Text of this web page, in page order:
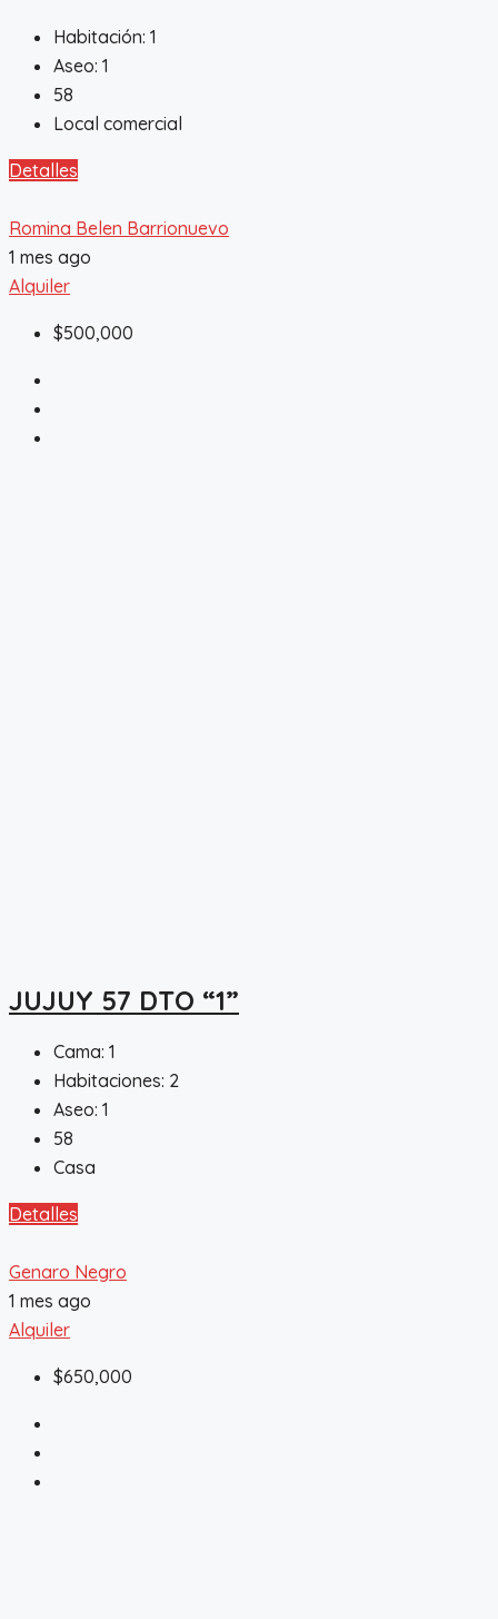
Habitación: 1
Aseo: 1
58
Local comercial
Detalles
Romina Belen Barrionuevo
1 mes ago
Alquiler
$500,000
JUJUY 57 DTO “1”
Cama: 1
Habitaciones: 2
Aseo: 1
58
Casa
Detalles
Genaro Negro
1 mes ago
Alquiler
$650,000